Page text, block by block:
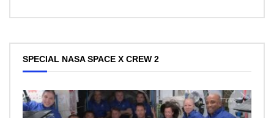
SPECIAL NASA SPACE X CREW 2